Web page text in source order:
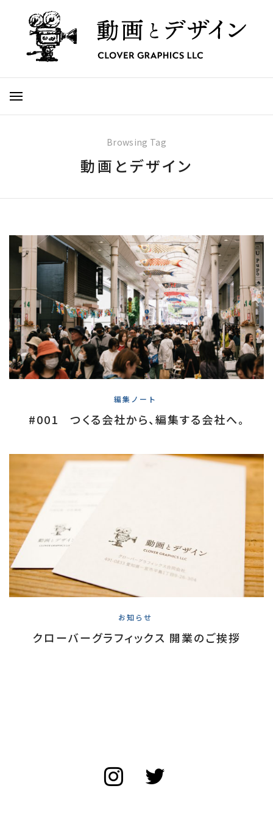
Browsing Tag
動画とデザイン
編集ノート
#001 つくる会社から、編集する会社へ。
お知らせ
クローバーグラフィックス 開業のご挨拶